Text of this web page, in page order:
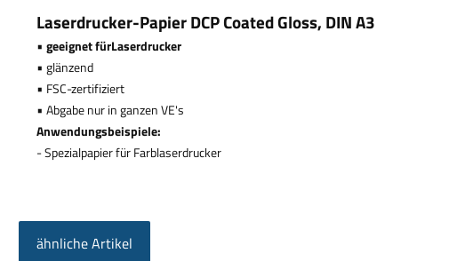
Laserdrucker-Papier DCP Coated Gloss, DIN A3
• geeignet fürLaserdrucker
• glänzend
• FSC-zertifiziert
• Abgabe nur in ganzen VE's
Anwendungsbeispiele:
- Spezialpapier für Farblaserdrucker
ähnliche Artikel